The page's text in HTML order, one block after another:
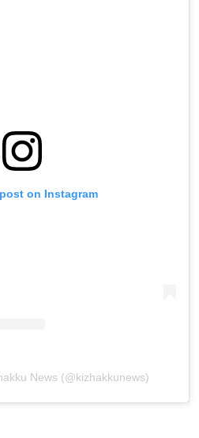
on Instagram
News (@kizhakkunews)